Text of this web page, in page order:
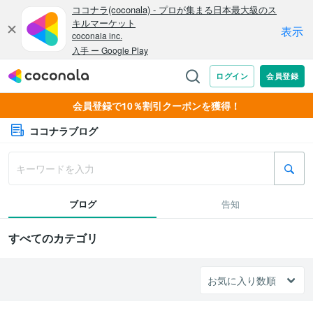
会員登録で10％割引クーポンを獲得！
ココナラブログ
ブログ 告知
すべてのカテゴリ